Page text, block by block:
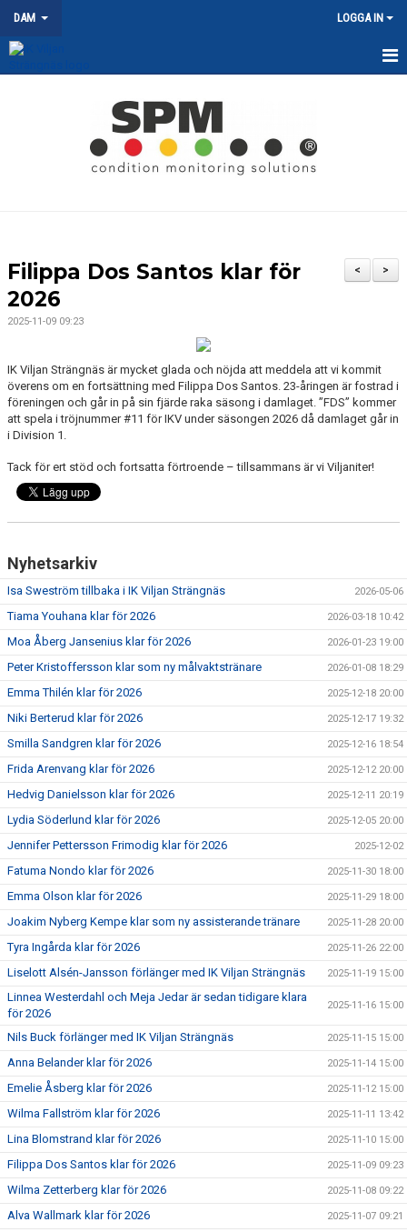
DAM LOGGA IN
DOKUMENT
KONTAKT
>
<
Filippa Dos Santos klar för
2026
2025-11-09 09:23
IK Viljan Strängnäs är mycket glada och nöjda att meddela att vi kommit
överens om en fortsättning med Filippa Dos Santos. 23-åringen är fostrad i
föreningen och går in på sin fjärde raka säsong i damlaget. ”FDS” kommer
att spela i tröjnummer #11 för IKV under säsongen 2026 då damlaget går in
i Division 1.
Tack för ert stöd och fortsatta förtroende – tillsammans är vi Viljaniter!
Nyhetsarkiv
Isa Sweström tillbaka i IK Viljan Strängnäs 2026-05-06
Tiama Youhana klar för 2026 2026-03-18 10:42
Moa Åberg Jansenius klar för 2026 2026-01-23 19:00
Peter Kristoffersson klar som ny målvaktstränare 2026-01-08 18:29
Emma Thilén klar för 2026 2025-12-18 20:00
Niki Berterud klar för 2026 2025-12-17 19:32
Smilla Sandgren klar för 2026 2025-12-16 18:54
Frida Arenvang klar för 2026 2025-12-12 20:00
Hedvig Danielsson klar för 2026 2025-12-11 20:19
Lydia Söderlund klar för 2026 2025-12-05 20:00
Jennifer Pettersson Frimodig klar för 2026 2025-12-02
Fatuma Nondo klar för 2026 2025-11-30 18:00
Emma Olson klar för 2026 2025-11-29 18:00
Joakim Nyberg Kempe klar som ny assisterande tränare 2025-11-28 20:00
Tyra Ingårda klar för 2026 2025-11-26 22:00
Liselott Alsén-Jansson förlänger med IK Viljan Strängnäs 2025-11-19 15:00
Linnea Westerdahl och Meja Jedar är sedan tidigare klara
för 2026
2025-11-16 15:00
Nils Buck förlänger med IK Viljan Strängnäs 2025-11-15 15:00
Anna Belander klar för 2026 2025-11-14 15:00
Emelie Åsberg klar för 2026 2025-11-12 15:00
Wilma Fallström klar för 2026 2025-11-11 13:42
Lina Blomstrand klar för 2026 2025-11-10 15:00
Filippa Dos Santos klar för 2026 2025-11-09 09:23
Wilma Zetterberg klar för 2026 2025-11-08 09:22
Alva Wallmark klar för 2026 2025-11-07 09:21